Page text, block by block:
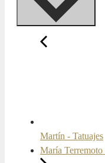
Martín - Tatuajes
María